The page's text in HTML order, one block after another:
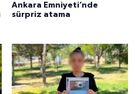
Ankara Emniyeti’nde
sürpriz atama